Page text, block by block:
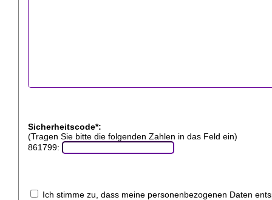
Sicherheitscode*:
(Tragen Sie bitte die folgenden Zahlen in das Feld ein)
861799:
Ich stimme zu, dass meine personenbezogenen Daten